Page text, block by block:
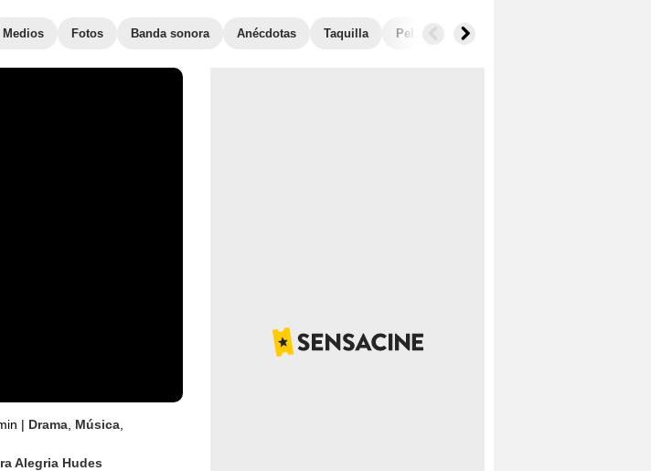
Fotos Banda sonora Anécdotas Taquilla Películas similares
| Drama Música
Alegria Hudes